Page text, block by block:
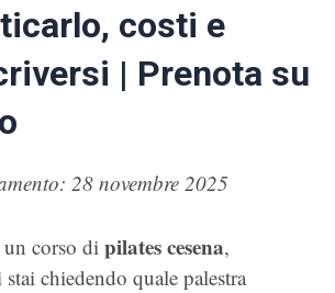
costi e
| Prenota su
28 novembre 2025
un corso dipilates cesena,
chiedendo quale palestra